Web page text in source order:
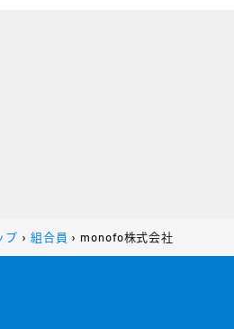
プ › 組合員 › monofo株式会社